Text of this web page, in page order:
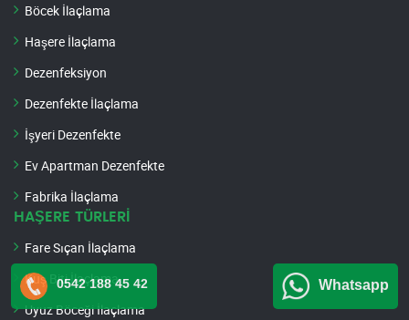
Böcek İlaçlama
Haşere İlaçlama
Dezenfeksiyon
Dezenfekte İlaçlama
İşyeri Dezenfekte
Ev Apartman Dezenfekte
Fabrika İlaçlama
HAŞERE TÜRLERİ
Fare Sıçan İlaçlama
Kuş Biti İlaçlama
Uyuz Böceği İlaçlama
0542 188 45 42 Whatsapp